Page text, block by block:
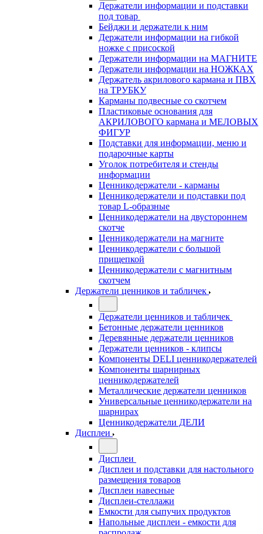
Держатели информации и подставки
под товар
Бейджи и держатели к ним
Держатели информации на гибкой
ножке с присоской
Держатели информации на МАГНИТЕ
Держатели информации на НОЖКАХ
Держатель акрилового кармана и ПВХ
на ТРУБКУ
Карманы подвесные со скотчем
Пластиковые основания для
АКРИЛОВОГО кармана и МЕЛОВЫХ
ФИГУР
Подставки для информации, меню и
подарочные карты
Уголок потребителя и стенды
информации
Ценникодержатели - карманы
Ценникодержатели и подставки под
товар L-образные
Ценникодержатели на двустороннем
скотче
Ценникодержатели на магните
Ценникодержатели с большой
прищепкой
Ценникодержатели с магнитным
скотчем
Держатели ценников и табличек
Держатели ценников и табличек
Бетонные держатели ценников
Деревянные держатели ценников
Держатели ценников - клипсы
Компоненты DELI ценникодержателей
Компоненты шарнирных
ценникодержателей
Металлические держатели ценников
Универсальные ценникодержатели на
шарнирах
Ценникодержатели ДЕЛИ
Дисплеи
Дисплеи
Дисплеи и подставки для настольного
размещения товаров
Дисплеи навесные
Дисплеи-стеллажи
Емкости для сыпучих продуктов
Напольные дисплеи - емкости для